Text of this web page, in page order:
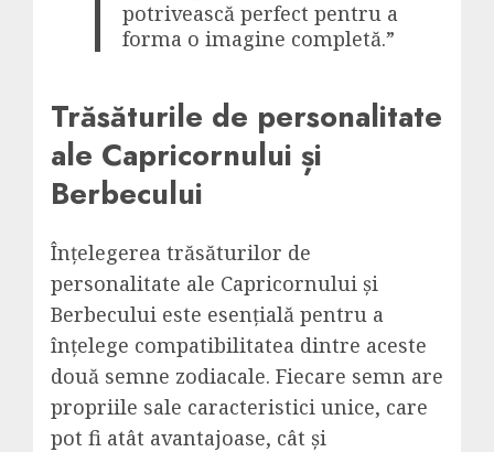
potrivească perfect pentru a
forma o imagine completă.”
Trăsăturile de personalitate
ale Capricornului și
Berbecului
Înțelegerea trăsăturilor de
personalitate ale Capricornului și
Berbecului este esențială pentru a
înțelege compatibilitatea dintre aceste
două semne zodiacale. Fiecare semn are
propriile sale caracteristici unice, care
pot fi atât avantajoase, cât și